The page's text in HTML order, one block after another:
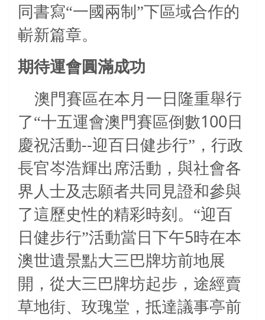
同書寫“一國兩制”下區域合作的
嶄新篇章。
期待運會圓滿成功
澳門賽區在本月一日隆重舉行
了“十五運會澳門賽區倒數100 日
慶祝活動--迎百日健步行”，行政
長官岑浩輝出席活動，與社會各
界人士及志願者共同見證和參與
了這歷史性的精彩時刻。“迎百
日健步行”活動當日下午5時在本
澳世遺景點大三巴牌坊前地展
開，從大三巴牌坊起步，途經賣
草地街、玫瑰堂，抵達議事亭前